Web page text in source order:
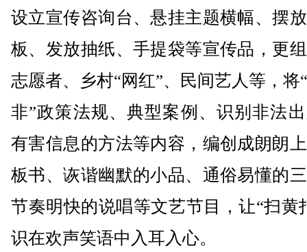
设立宣传咨询台、悬挂主题横幅、摆
板、发放抽纸、手提袋等宣传品，更
志愿者、乡村“网红”、民间艺人等，将
非”政策法规、典型案例、识别非法
有害信息的方法等内容，编创成朗朗
板书、诙谐幽默的小品、通俗易懂的
节奏明快的说唱等文艺节目，让“扫黄
识在欢声笑语中入耳入心。